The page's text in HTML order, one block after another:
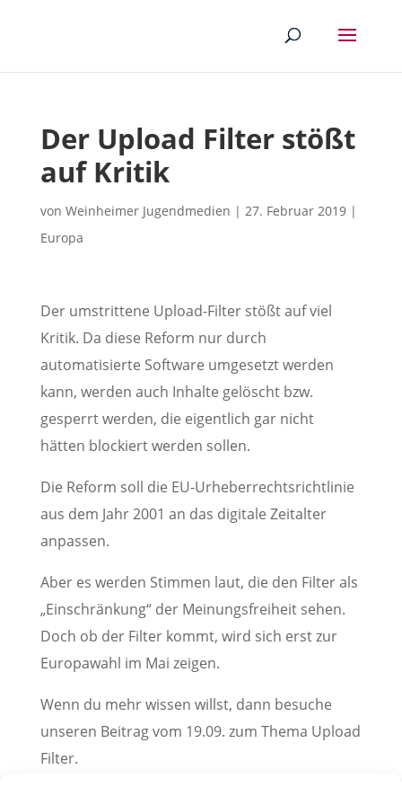
Der Upload Filter stößt
auf Kritik
von Weinheimer Jugendmedien | 27. Februar 2019|
Europa
Der umstrittene Upload-Filter stößt auf viel
Kritik. Da diese Reform nur durch
automatisierte Software umgesetzt werden
kann, werden auch Inhalte gelöscht bzw.
gesperrt werden, die eigentlich gar nicht
hätten blockiert werden sollen.
Die Reform soll die EU-Urheberrechtsrichtlinie
aus dem Jahr 2001 an das digitale Zeitalter
anpassen.
Aber es werden Stimmen laut, die den Filter als
„Einschränkung“ der Meinungsfreiheit sehen.
Doch ob der Filter kommt, wird sich erst zur
Europawahl im Mai zeigen.
Wenn du mehr wissen willst, dann besuche
unseren Beitrag vom 19.09. zum Thema Upload
Filter.